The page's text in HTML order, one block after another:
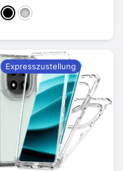
Schwarz
Silber
Expresszustellung